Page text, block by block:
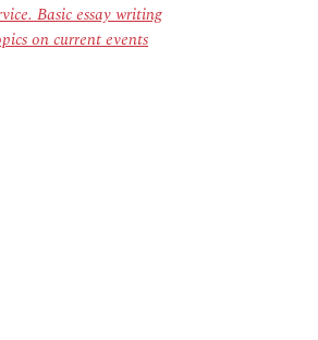
Basic essay writing
on current events